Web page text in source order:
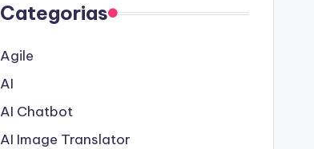
Categorias
Agile
AI
AI Chatbot
AI Image Translator